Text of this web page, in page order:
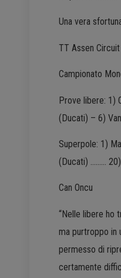
Una vera
TT Assen
Campionato
Prove libere: 1)
(Ducati) – 6)
Superpole: 1)
(Ducati) ………
Can Oncu
“Nelle libere ho
ma purtroppo in
permesso di
certamente